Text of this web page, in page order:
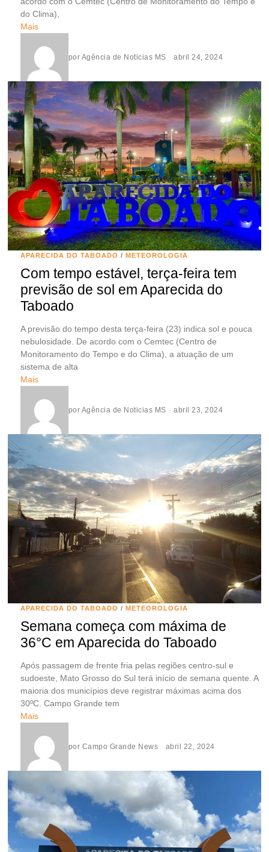
do Clima),
Mais
por Agência de Noticias MS abril 24, 2024
APARECIDA DO TABOADO / METEOROLOGIA
Com tempo estável, terça-feira tem
previsão de sol em Aparecida do
Taboado
A previsão do tempo desta terça-feira (23) indica sol e pouca
nebulosidade. De acordo com o Cemtec (Centro de
Monitoramento do Tempo e do Clima), a atuação de um
sistema de alta
Mais
por Agência de Noticias MS abril 23, 2024
APARECIDA DO TABOADO / METEOROLOGIA
Semana começa com máxima de
36°C em Aparecida do Taboado
Após passagem de frente fria pelas regiões centro-sul e
sudoeste, Mato Grosso do Sul terá início de semana quente. A
maioria dos municípios deve registrar máximas acima dos
30ºC. Campo Grande tem
Mais
por Campo Grande News abril 22, 2024